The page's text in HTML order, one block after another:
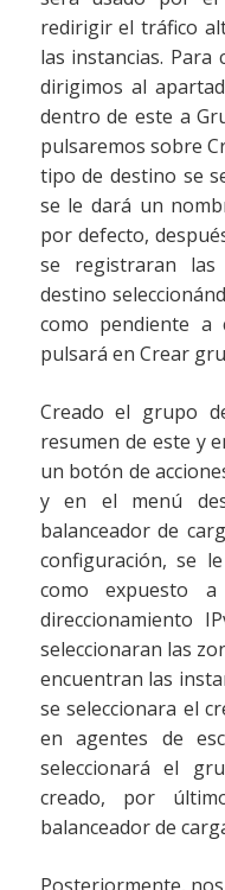
redirigir el tráfico
las instancias.
dirigimos al
dentro de este a
pulsaremos sobre
tipo de destino se
se le dará un
por defecto,
se registraran
destino
como pendiente a
pulsará en Crear
Creado el grupo
resumen de este y
un botón de
y en el menú
balanceador de
configuración, se
como expuesto
direccionamiento
seleccionaran las
encuentran las
se seleccionara el
en agentes de
seleccionará el
creado, por
balanceador de